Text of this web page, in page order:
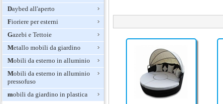
Daybed all'aperto
Fioriere per esterni
Gazebi e Tettoie
Metallo mobili da giardino
Mobili da esterno in alluminio
Mobili da esterno in alluminio
pressofuso
mobili da giardino in plastica